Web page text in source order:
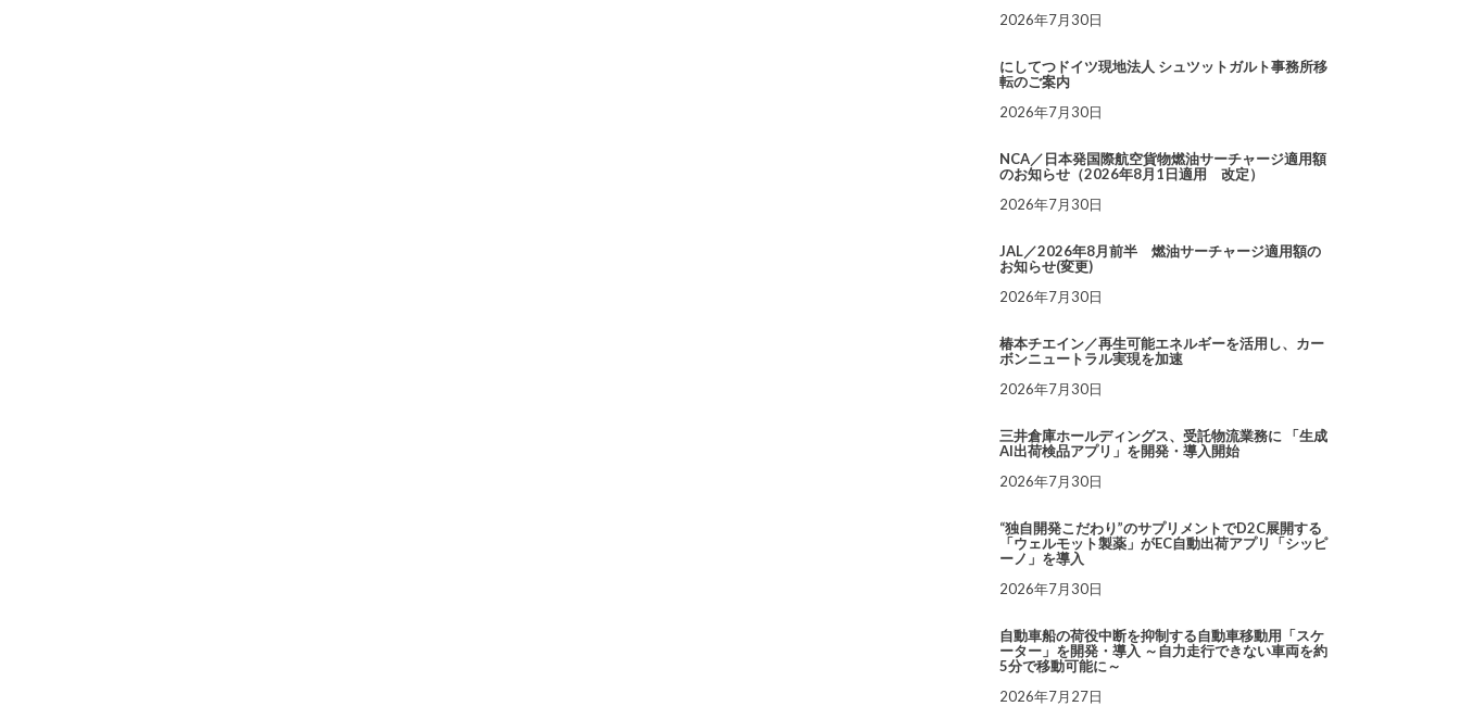
2026年7月30日
にしてつドイツ現地法人 シュツットガルト事務所移
転のご案内
2026年7月30日
NCA／日本発国際航空貨物燃油サーチャージ適用額
のお知らせ（2026年8月1日適用 改定）
2026年7月30日
JAL／2026年8月前半 燃油サーチャージ適用額の
お知らせ(変更)
2026年7月30日
椿本チエイン／再生可能エネルギーを活用し、カー
ボンニュートラル実現を加速
2026年7月30日
三井倉庫ホールディングス、受託物流業務に 「生成
AI出荷検品アプリ」を開発・導入開始
2026年7月30日
“独自開発こだわり”のサプリメントでD2C展開する
「ウェルモット製薬」がEC自動出荷アプリ「シッピ
ーノ」を導入
2026年7月30日
自動車船の荷役中断を抑制する自動車移動用「スケ
ーター」を開発・導入 ～自力走行できない車両を約
5分で移動可能に～
2026年7月27日